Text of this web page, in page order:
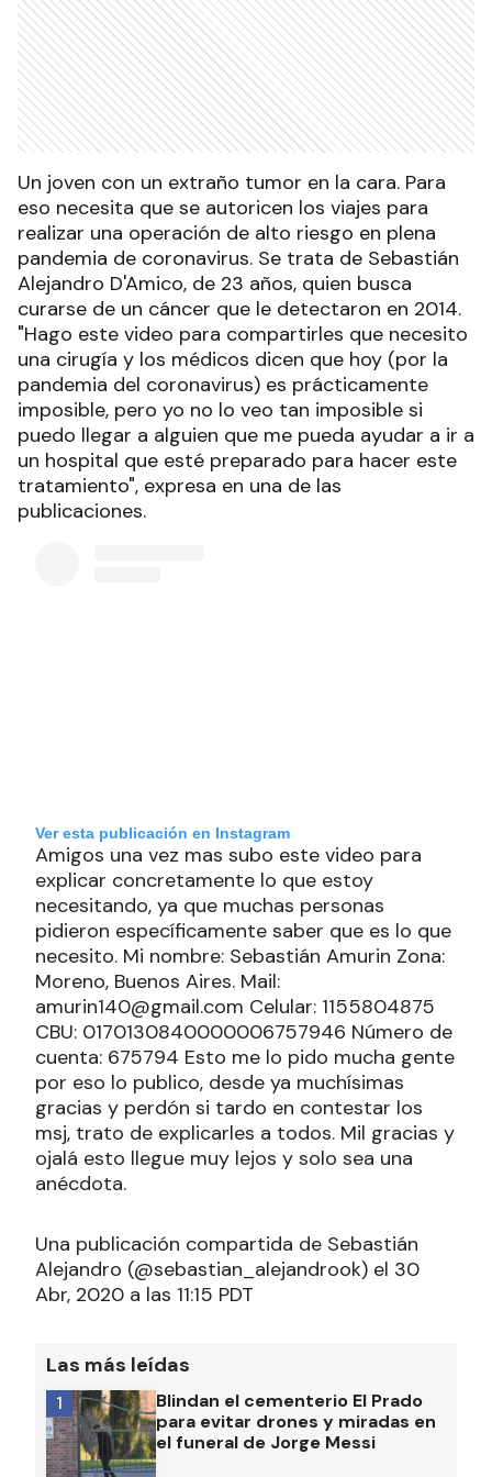
Un joven con un extraño tumor en la cara. Para
eso necesita que se autoricen los viajes para
realizar una operación de alto riesgo en plena
pandemia de coronavirus. Se trata de Sebastián
Alejandro D'Amico, de 23 años, quien busca
curarse de un cáncer que le detectaron en 2014.
"Hago este video para compartirles que necesito
una cirugía y los médicos dicen que hoy (por la
pandemia del coronavirus) es prácticamente
imposible, pero yo no lo veo tan imposible si
puedo llegar a alguien que me pueda ayudar a ir a
un hospital que esté preparado para hacer este
tratamiento", expresa en una de las
publicaciones.
Ver esta publicación en Instagram
Amigos una vez mas subo este video para
explicar concretamente lo que estoy
necesitando, ya que muchas personas
pidieron específicamente saber que es lo que
necesito. Mi nombre: Sebastián Amurin Zona:
Moreno, Buenos Aires. Mail:
amurin140@gmail.com Celular: 1155804875
CBU: 0170130840000006757946 Número de
cuenta: 675794 Esto me lo pido mucha gente
por eso lo publico, desde ya muchísimas
gracias y perdón si tardo en contestar los
msj, trato de explicarles a todos. Mil gracias y
ojalá esto llegue muy lejos y solo sea una
anécdota.
Una publicación compartida de Sebastián
Alejandro (@sebastian_alejandrook) el 30
Abr, 2020 a las 11:15 PDT
Las más leídas
Blindan el cementerio El Prado
para evitar drones y miradas en
el funeral de Jorge Messi
1